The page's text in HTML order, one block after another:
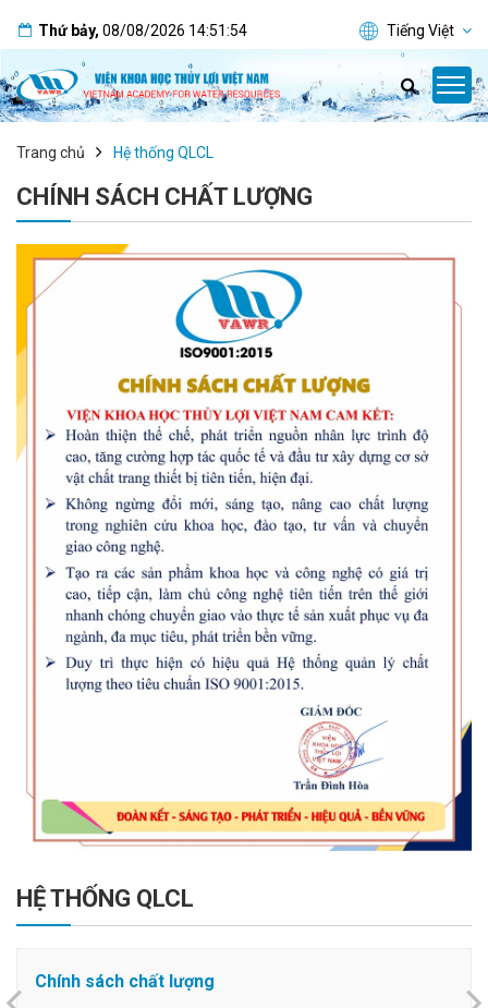
Thứ bảy, 08/08/2026 14:51:54 Tiếng Việt
Trang chủ Hệ thống QLCL
CHÍNH SÁCH CHẤT LƯỢNG
HỆ THỐNG QLCL
Chính sách chất lượng